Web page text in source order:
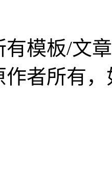
有模板/文
作者所有